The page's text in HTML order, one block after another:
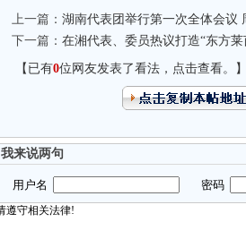
上一篇： 湖南代表团举行第一次全体会议
下一篇： 在湘代表、委员热议打造“东方莱
【已有0位网友发表了看法，点击查看。】
我来说两句
用户名 密码